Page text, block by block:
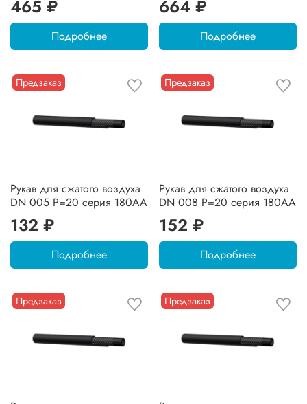
465 ₽
Подробнее
664 ₽
Подробнее
Предзаказ
Рукав для сжатого воздуха
DN 005 P=20 серия 180AA
132 ₽
Подробнее
Предзаказ
Рукав для сжатого воздуха
DN 008 P=20 серия 180AA
152 ₽
Подробнее
Предзаказ Предзаказ